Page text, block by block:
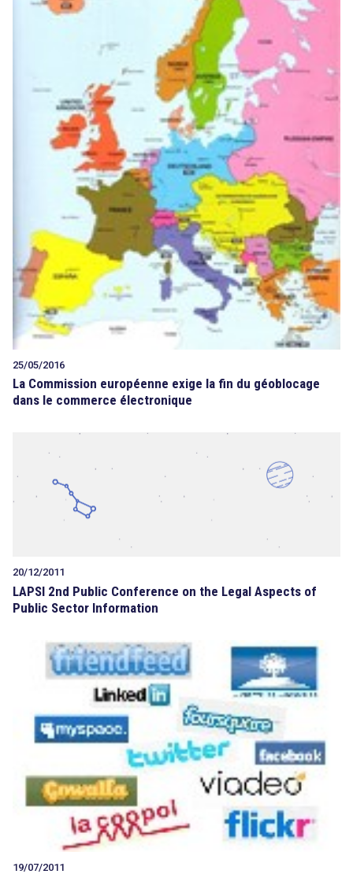
Tout sur le droit de l'innovation
Rechercher
CONTACT
25/05/2016
La Commission européenne exige la fin du géoblocage
dans le commerce électronique
20/12/2011
LAPSI 2nd Public Conference on the Legal Aspects of
Public Sector Information
19/07/2011